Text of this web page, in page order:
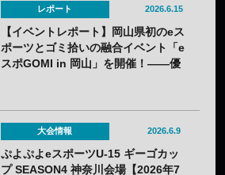
レポート 2026.6.15
【イベントレポート】岡山県初のeス
ポーツとゴミ拾いの融合イベント「e
スポGOMI in 岡山」を開催！――優
大会情報 2026.6.9
ぷよぷよeスポーツU-15 ギーゴカッ
プ SEASON4 神奈川会場【2026年7